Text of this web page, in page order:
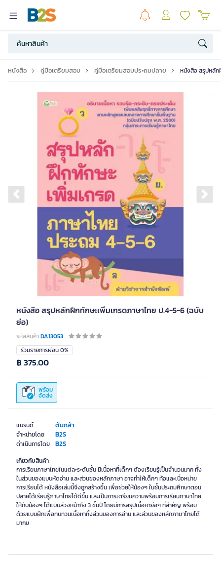
หนังสือ คู่มือเตรียมสอบ คู่มือเตรียมสอบประถมปลาย หนังสือ สรุปหลัก
Previous slide
หนังสือ สรุปหลักฝึกทักษะเพิ่มเกรดภาษาไทย ป.4-5-6 (ฉบับ
ย่อ)
รหัสสินค้าDA13053
แบรนด์ ต้นกล้า
จำหน่ายโดย B2S
ดำเนินการโดย B2S
ร่วมรายการผ่อน 0%
พร้อม
จัดส่ง
฿ 375.00
เกี่ยวกับสินค้า
การเรียนภาษาไทยในแต่ละระดับชั้น มีเนื้อหาที่เด็กๆ ต้องเรียนรู้เป็นจำนวนมาก ทั้ง
ในส่วนของแบบหัดอ่าน และส่วนของหลักภาษา อาจทำให้เด็กๆ ท้อและเบื่อหน่าย
การเรียนได้ หนังสือเล่มนี้จึงถูกสร้างขึ้น เพื่อช่วยให้น้องๆ ในชั้นประถมศึกษาตอน
ปลายได้เรียนรู้ภาษาไทยได้ดีขึ้น และเป็นการเตรียมความพร้อมการเรียนภาษาไทย
ให้กับน้องๆ ได้แบบล่วงหน้าถึง 3 ชั้นปี โดยมีการสรุปเนื้อหาย่อๆ ที่สำคัญ พร้อม
ด้วยแบบฝึกเพื่อทบทวนเนื้อหาทั้งส่วนของการอ่าน และส่วนของหลักภาษาไทยได้
มากข